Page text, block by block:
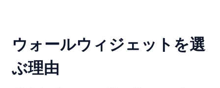
ウォールウィジェットを選
ぶ理由